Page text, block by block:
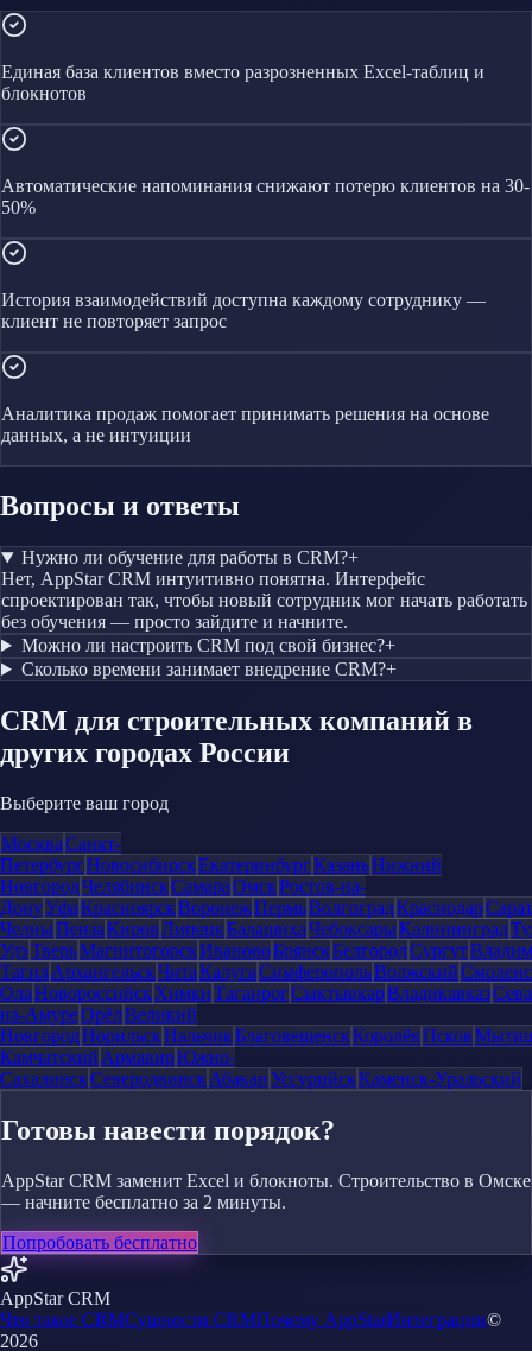
Единая база клиентов вместо разрозненных Excel-таблиц и
блокнотов
Автоматические напоминания снижают потерю клиентов на 30-
50%
История взаимодействий доступна каждому сотруднику —
клиент не повторяет запрос
Аналитика продаж помогает принимать решения на основе
данных, а не интуиции
Вопросы и ответы
Нужно ли обучение для работы в CRM?+
Нет, AppStar CRM интуитивно понятна. Интерфейс
спроектирован так, чтобы новый сотрудник мог начать работать
без обучения — просто зайдите и начните.
Можно ли настроить CRM под свой бизнес?+
Сколько времени занимает внедрение CRM?+
CRM для строительных компаний в
других городах России
Выберите ваш город
МоскваСанкт-
ПетербургНовосибирскЕкатеринбургКазаньНижний
НовгородЧелябинскСамараОмскРостов-на-
ДонуУфаКрасноярскВоронежПермьВолгоградКраснодар
ЧелныПензаКировЛипецкБалашихаЧебоксарыКалининград
УдэТверьМагнитогорскИвановоБрянскБелгородСургут
ТагилАрхангельскЧитаКалугаСимферопольВолжский
ОлаНовороссийскХимкиТаганрогСыктывкарВладикавказ
на-АмуреОрёлВеликий
НовгородНорильскНальчикБлаговещенскКоролёвПсков
Камчатский АрмавирЮжно-
СахалинскСеверодвинскАбаканУссурийскКаменск-Уральский
Готовы навести порядок?
AppStar CRM заменит Excel и блокноты. Строительство в Омске
— начните бесплатно за 2 минуты.
Попробовать бесплатно
AppStar CRM
Что такое CRMСущности CRMПочему AppStarИнтеграции©
2026